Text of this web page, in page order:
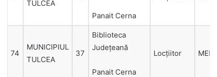
TULCEA
Panait Cerna
74
MUNICIPIUL
TULCEA
37
Biblioteca
Judeţeană
Panait Cerna
Locțiitor